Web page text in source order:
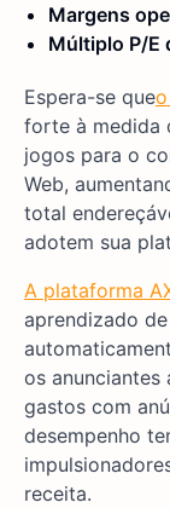
Margens
Múltiplo P/E
Espera-se que
forte à medida
jogos para o
Web,
total
adotem sua
A plataforma
aprendizado
os
gastos com
desempenho
receita.